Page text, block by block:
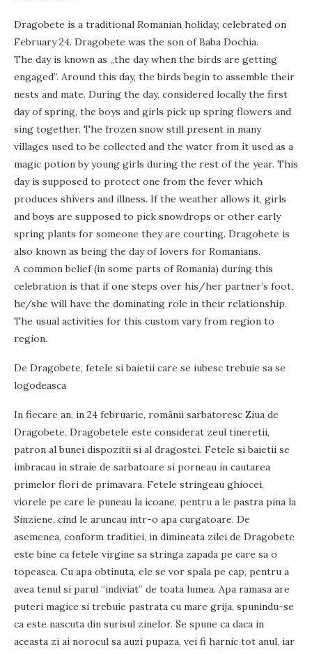
Dragobete is a traditional Romanian holiday, celebrated on
February 24. Dragobete was the son of Baba Dochia.
The day is known as „the day when the birds are getting
engaged”. Around this day, the birds begin to assemble their
nests and mate. During the day, considered locally the first
day of spring, the boys and girls pick up spring flowers and
sing together. The frozen snow still present in many
villages used to be collected and the water from it used as a
magic potion by young girls during the rest of the year. This
day is supposed to protect one from the fever which
produces shivers and illness. If the weather allows it, girls
and boys are supposed to pick snowdrops or other early
spring plants for someone they are courting. Dragobete is
also known as being the day of lovers for Romanians.
A common belief (in some parts of Romania) during this
celebration is that if one steps over his/her partner’s foot,
he/she will have the dominating role in their relationship.
The usual activities for this custom vary from region to
region.
De Dragobete, fetele si baietii care se iubesc trebuie sa se
logodeasca
In fiecare an, in 24 februarie, românii sarbatoresc Ziua de
Dragobete. Dragobetele este considerat zeul tineretii,
patron al bunei dispozitii si al dragostei. Fetele si baietii se
imbracau in straie de sarbatoare si porneau in cautarea
primelor flori de primavara. Fetele stringeau ghiocei,
viorele pe care le puneau la icoane, pentru a le pastra pina la
Sinziene, cind le aruncau intr-o apa curgatoare. De
asemenea, conform traditiei, in dimineata zilei de Dragobete
este bine ca fetele virgine sa stringa zapada pe care sa o
topeasca. Cu apa obtinuta, ele se vor spala pe cap, pentru a
avea tenul si parul “indiviat” de toata lumea. Apa ramasa are
puteri magice si trebuie pastrata cu mare grija, spunindu-se
ca este nascuta din surisul zinelor. Se spune ca daca in
aceasta zi ai norocul sa auzi pupaza, vei fi harnic tot anul, iar